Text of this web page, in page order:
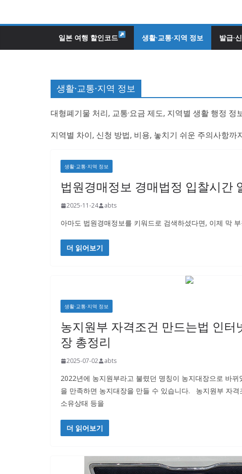
로
일본 여행 할인코드 생활·교통·지역 정보 발급·
생활·교통·지역 정보
대형폐기물 처리, 교통·요금 제도, 지역별 생활 행정 정
지역별 차이, 신청 방법, 비용, 놓치기 쉬운 주의사항까
생활·교통·지역 정보
법원경매정보 경매법정 입찰시간
2025-11-24 abts
아마도 법원경매정보를 키워드로 검색하셨다면, 이제 막
더 읽어보기
생활·교통·지역 정보
농지원부 자격조건 만드는법 인터
장 총정리
2025-07-02 abts
2022년에 농지원부라고 불렸던 명칭이 농지대장으로 바뀌
을 만족하면 농지대장을 만들 수 있습니다. 농지원부 자격
소유상태 등을
더 읽어보기